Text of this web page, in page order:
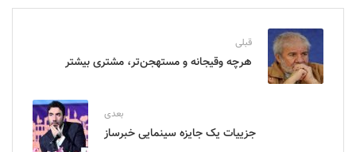
قبلی
هرچه وقیجانه و مستهجن‌تر، مشتری بیشتر
بعدی
جزییات یک جایزه سینمایی خبرساز